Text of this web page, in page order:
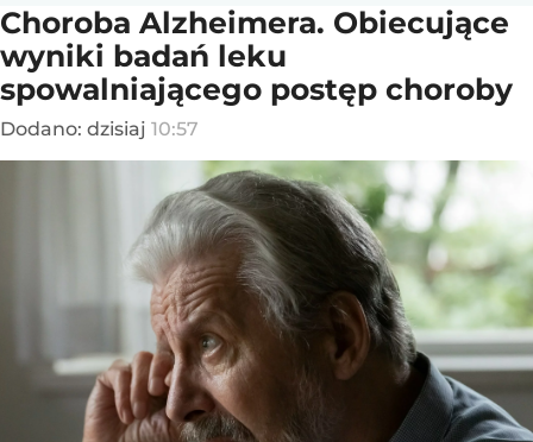
Choroba Alzheimera. Obiecujące
wyniki badań leku
spowalniającego postęp choroby
Dodano: dzisiaj 10:57